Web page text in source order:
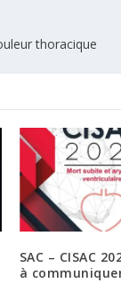
thoracique
SAC – CISAC
à